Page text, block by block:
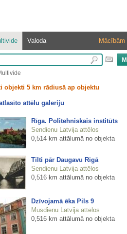
Valoda Mācībām
objekti 5 km rādiusā ap objektu
attēlu galeriju
Rīga. Politehniskais institūts
Sendienu Latvija attēlos
0,514 km attālumā no objekta
Tilti pār Daugavu Rīgā
Sendienu Latvija attēlos
0,516 km attālumā no objekta
Dzīvojamā ēka Pils 9
Mūsdienu Latvija attēlos
0,516 km attālumā no objekta